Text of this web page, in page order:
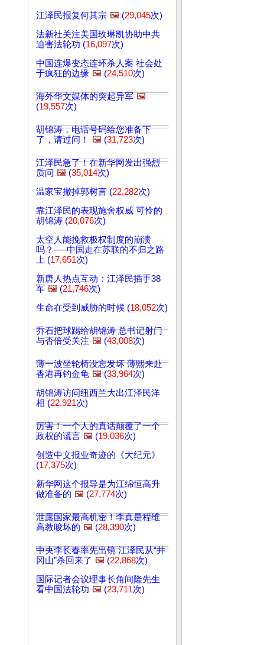
江泽民报复何其宗 🖼️ (29,045次)
法新社关注美国玫琳凯协助中共
迫害法轮功 (16,097次)
中国连爆变态连环杀人案 社会处
于疯狂的边缘 🖼️ (24,510次)
海外华文媒体的突起异军 🖼️
(19,557次)
胡锦涛，电话号码给您准备下
了，请过问！
🖼️ (31,723次)
江泽民急了！在新华网发出强烈
质问 🖼️ (35,014次)
温家宝撤掉郭树言 (22,282次)
靠江泽民的表现施舍权威 可怜的
胡锦涛 (20,076次)
太空人能挽救极权制度的崩溃
吗？──中国走在苏联的不归之路
上 (17,651次)
新唐人热点互动：江泽民插手38
军 🖼️ (21,746次)
生命在受到威胁的时候 (18,052次)
乔石把球踢给胡锦涛 总书记射门
与否倍受关注 🖼️ (43,008次)
薄一波坐轮椅没忘发坏 薄熙来赴
香港再钓金龟 🖼️ (33,964次)
胡锦涛访问纽西兰大出江泽民洋
相 (22,921次)
厉害！一个人的真话颠覆了一个
政权的谎言 🖼️ (19,036次)
创造中文报业奇迹的《大纪元》
(17,375次)
新华网这个报导是为江绵恒高升
做准备的 🖼️ (27,774次)
泄露国家最高机密！李真是程维
高教唆坏的 🖼️ (28,390次)
中央李长春率先出镜 江泽民从“井
冈山”杀回来了 🖼️ (22,868次)
国际记者会议理事长角间隆先生
看中国法轮功 🖼️ (23,711次)